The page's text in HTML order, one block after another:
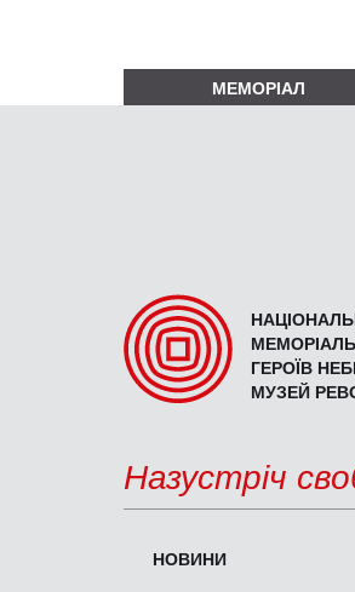
МЕМОРІАЛ
ГЕРОЇВ
МУЗЕЙ
Назустріч
НОВИНИ